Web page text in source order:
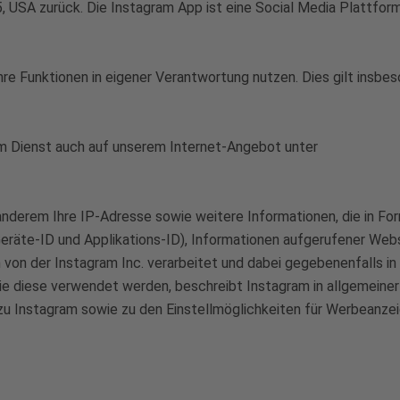
zurück. Die Instagram App ist eine Social Media
Funktionen in eigener Verantwortung nutzen. Dies gilt
Dienst auch auf unserem Internet-Angebot unter
Ihre IP-Adresse sowie weitere Informationen, die in
ID und Applikations-ID), Informationen aufgerufener
der Instagram Inc. verarbeitet und dabei gegebenenfalls
diese verwendet werden, beschreibt Instagram in
sowie zu den Einstellmöglichkeiten für